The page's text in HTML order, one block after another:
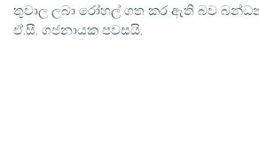
තුවාල ලබා රෝහල් ගත කර ඇති බව
ඒ.සී. ගජනායක පවසයි.